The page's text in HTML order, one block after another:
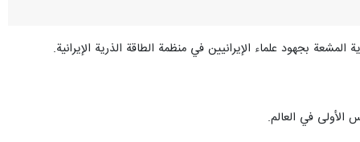
بجهود علماء الإيرانيين في منظمة الطاقة الذرية الإيرانية.
الأولى في العالم.